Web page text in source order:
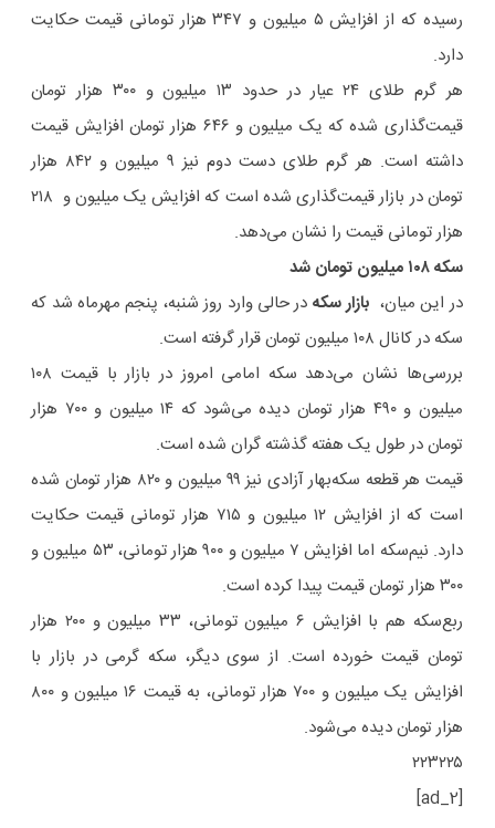
رسیده که از افزایش ۵ میلیون و ۳۴۷ هزار تومانی قیمت حکایت
دارد.
هر گرم طلای ۲۴ عیار در حدود ۱۳ میلیون و ۳۰۰ هزار تومان
قیمت‌گذاری شده که یک میلیون و ۶۴۶ هزار تومان افزایش قیمت
داشته است. هر گرم طلای دست دوم نیز ۹ میلیون و ۸۴۲ هزار
تومان در بازار قیمت‌گذاری شده است که افزایش یک میلیون و ۲۱۸
هزار تومانی قیمت را نشان می‌دهد.
سکه ۱۰۸ میلیون تومان شد
در این میان، بازار سکه در حالی وارد روز شنبه، پنجم مهرماه شد که
سکه در کانال ۱۰۸ میلیون تومان قرار گرفته است.
بررسی‌ها نشان می‌دهد سکه امامی امروز در بازار با قیمت ۱۰۸
میلیون و ۴۹۰ هزار تومان دیده می‌شود که ۱۴ میلیون و ۷۰۰ هزار
تومان در طول یک هفته گذشته گران شده است.
قیمت هر قطعه سکه‌بهار آزادی نیز ۹۹ میلیون و ۸۲۰ هزار تومان شده
است که از افزایش ۱۲ میلیون و ۷۱۵ هزار تومانی قیمت حکایت
دارد. نیم‌سکه اما افزایش ۷ میلیون و ۹۰۰ هزار تومانی، ۵۳ میلیون و
۳۰۰ هزار تومان قیمت پیدا کرده است.
ربع‌سکه هم با افزایش ۶ میلیون تومانی، ۳۳ میلیون و ۲۰۰ هزار
تومان قیمت خورده است. از سوی دیگر، سکه گرمی در بازار با
افزایش یک میلیون و ۷۰۰ هزار تومانی، به قیمت ۱۶ میلیون و ۸۰۰
هزار تومان دیده می‌شود.
۲۲۳۲۲۵
[ad_2]